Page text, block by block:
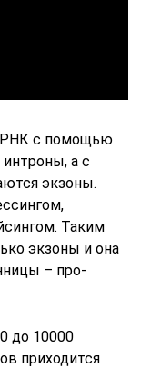
с помощью
а с
экзоны.
Таким
экзоны и она
– про-
до 10000
приходится